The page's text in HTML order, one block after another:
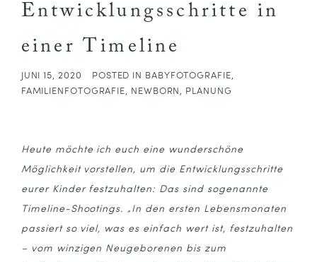
Entwicklungsschritte in
einer Timeline
JUNI 15, 2020 POSTED IN BABYFOTOGRAFIE,
FAMILIENFOTOGRAFIE, NEWBORN , PLANUNG
Heute möchte ich euch eine wunderschöne
Möglichkeit vorstellen, um die Entwicklungsschritte
eurer Kinder festzuhalten: Das sind sogenannte
Timeline-Shootings. „In den ersten Lebensmonaten
passiert so viel, was es einfach wert ist, festzuhalten
– vom winzigen Neugeborenen bis zum